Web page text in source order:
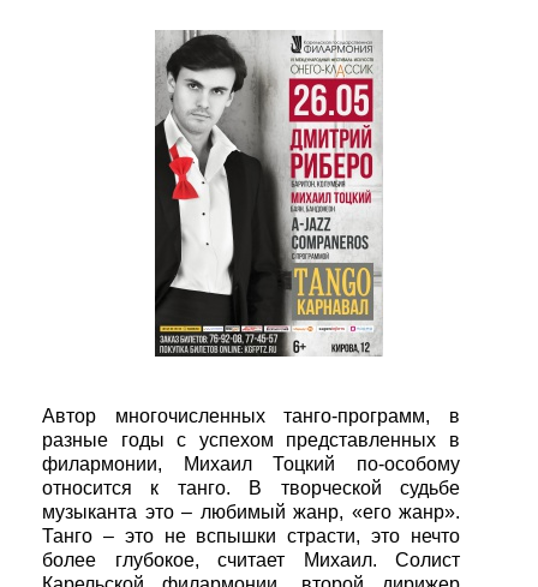
Автор многочисленных танго-программ, в
разные годы с успехом представленных в
филармонии, Михаил Тоцкий по-особому
относится к танго. В творческой судьбе
музыканта это – любимый жанр, «его жанр».
Танго – это не вспышки страсти, это нечто
более глубокое, считает Михаил. Солист